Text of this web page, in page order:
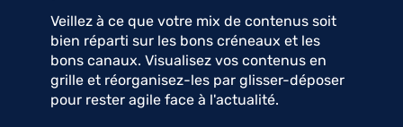
Veillez à ce que votre mix de contenus soit
bien réparti sur les bons créneaux et les
bons canaux. Visualisez vos contenus en
grille et réorganisez-les par glisser-déposer
pour rester agile face à l'actualité.